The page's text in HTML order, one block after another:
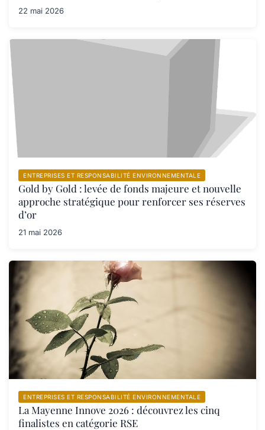
22 mai 2026
ENTREPRISES ET RESPONSABILITÉ ENVIRONNEMENTALE
Gold by Gold : levée de fonds majeure et nouvelle
approche stratégique pour renforcer ses réserves
d’or
21 mai 2026
ENTREPRISES ET RESPONSABILITÉ ENVIRONNEMENTALE
La Mayenne Innove 2026 : découvrez les cinq
finalistes en catégorie RSE